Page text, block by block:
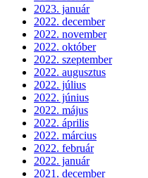
2023. január
2022. december
2022. november
2022. október
2022. szeptember
2022. augusztus
2022. július
2022. június
2022. május
2022. április
2022. március
2022. február
2022. január
2021. december